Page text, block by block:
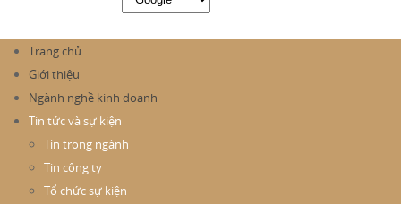
Trang chủ
Giới thiệu
Ngành nghề kinh doanh
Tin tức và sự kiện
Tin trong ngành
Tin công ty
Tổ chức sự kiện